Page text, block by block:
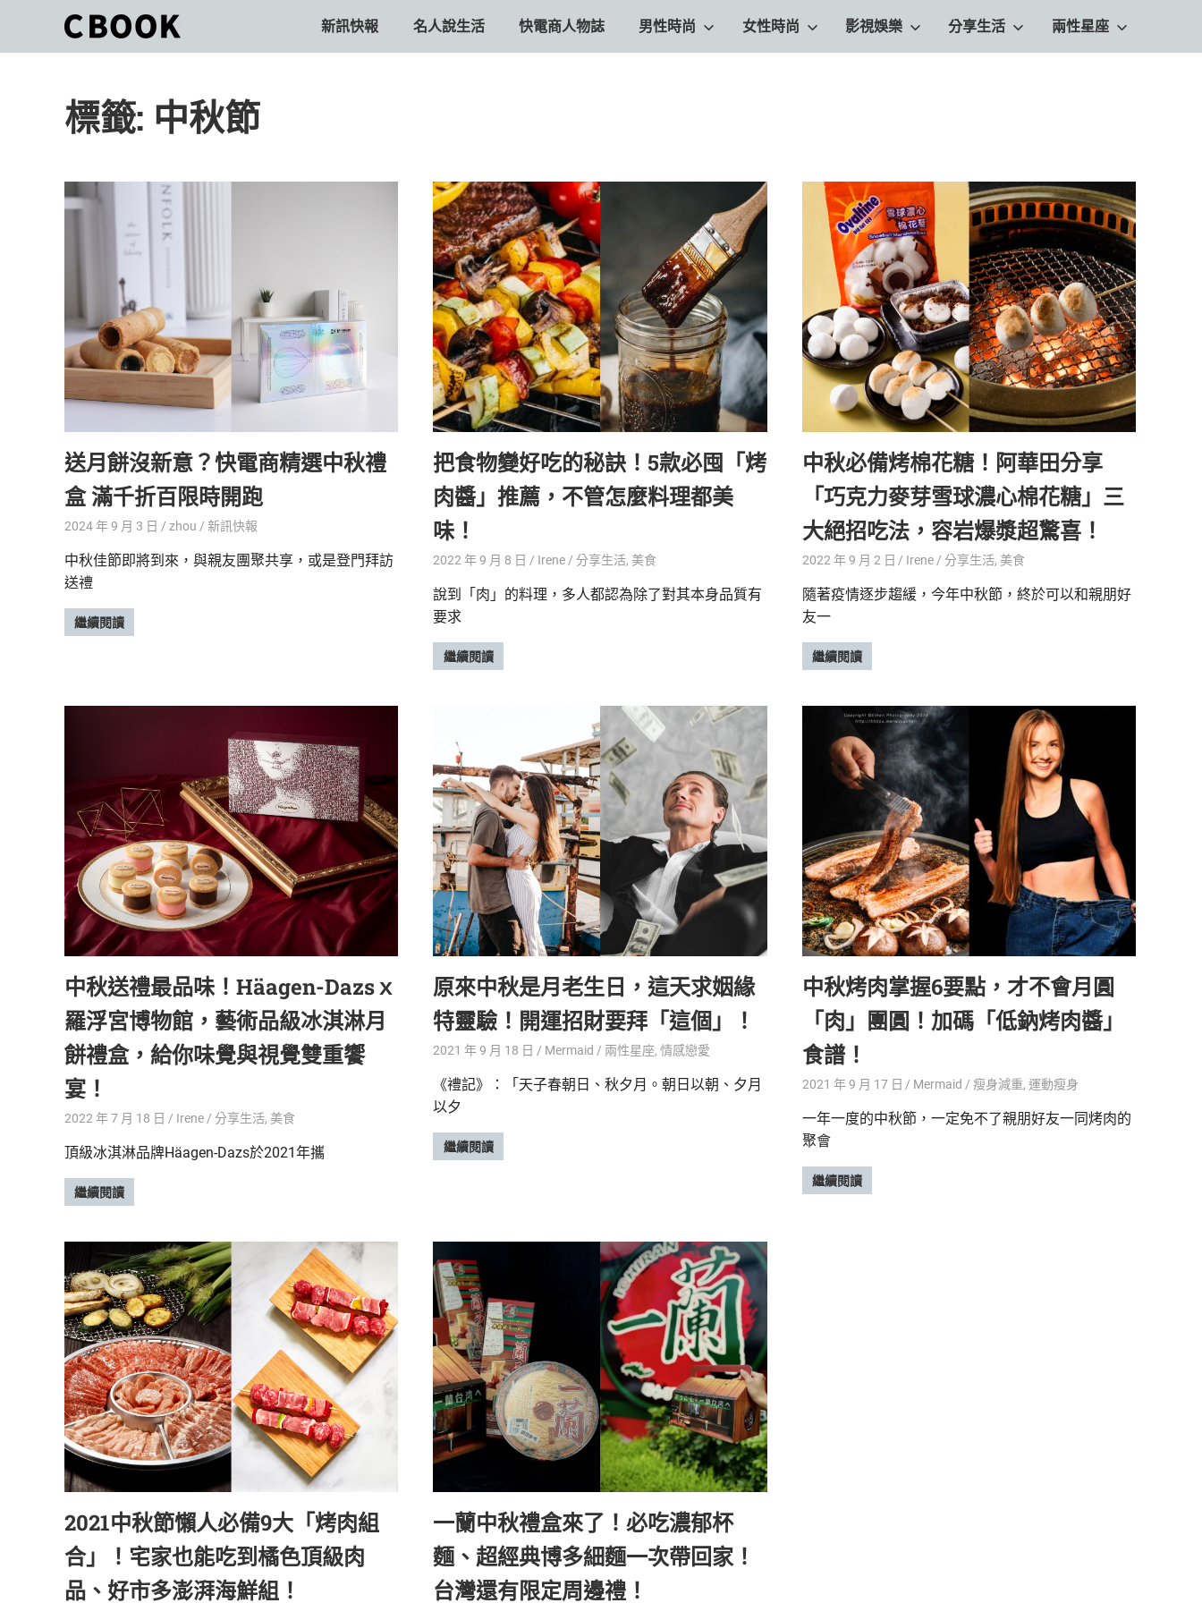
content
你
自
己
的
生
活
態
度
World.」
CBOOK
本
最
活
的
雜
誌。
最
豐
的
時
潮
流、
活
旅
內
容，
讓
獨
一
無
二
你
和
CBOOK
一
起
找
屬
生
活
度。
新訊快報 名人說生活 快電商人物誌 男性時尚 女性時尚 影視娛樂 分享生活 兩性星座
標籤: 中秋節
送月餅沒新意？快電商精選中秋禮
盒 滿千折百限時開跑
2024 年 9 月 3 日 zhou 新訊快報
中秋佳節即將到來，與親友團聚共享，或是登門拜訪
送禮
繼續閱讀
把食物變好吃的秘訣！5款必囤「烤
肉醬」推薦，不管怎麼料理都美
味！
2022 年 9 月 8 日 Irene 分享生活, 美食
說到「肉」的料理，多人都認為除了對其本身品質有
要求
繼續閱讀
中秋必備烤棉花糖！阿華田分享
「巧克力麥芽雪球濃心棉花糖」三
大絕招吃法，容岩爆漿超驚喜！
2022 年 9 月 2 日 Irene 分享生活, 美食
隨著疫情逐步趨緩，今年中秋節，終於可以和親朋好
友一
繼續閱讀
中秋送禮最品味！Häagen-Dazsｘ
羅浮宮博物館，藝術品級冰淇淋月
餅禮盒，給你味覺與視覺雙重饗
宴！
2022 年 7 月 18 日 Irene 分享生活, 美食
頂級冰淇淋品牌Häagen-Dazs於2021年攜
繼續閱讀
原來中秋是月老生日，這天求姻緣
特靈驗！開運招財要拜「這個」！
2021 年 9 月 18 日 Mermaid 兩性星座, 情感戀愛
《禮記》：「天子春朝日、秋夕月。朝日以朝、夕月
以夕
繼續閱讀
中秋烤肉掌握6要點，才不會月圓
「肉」團圓！加碼「低鈉烤肉醬」
食譜！
2021 年 9 月 17 日 Mermaid 瘦身減重,運動瘦身
一年一度的中秋節，一定免不了親朋好友一同烤肉的
聚會
繼續閱讀
2021中秋節懶人必備9大「烤肉組
合」！宅家也能吃到橘色頂級肉
品、好市多澎湃海鮮組！
一蘭中秋禮盒來了！必吃濃郁杯
麵、超經典博多細麵一次帶回家！
台灣還有限定周邊禮！